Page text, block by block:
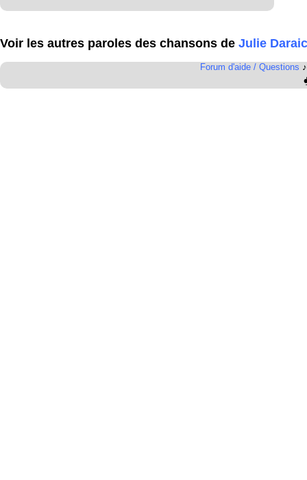
Voir les autres paroles des chansons de Julie
Forum d'aide / Questions